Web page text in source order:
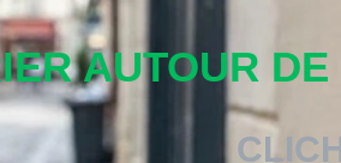
AUTOUR